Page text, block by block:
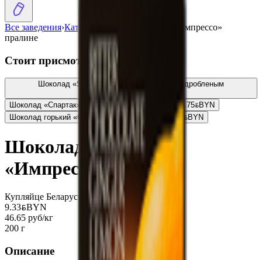
Все заведения›Каталог
Шоколад горький «Импрессо»
пралине
Стоит присмотреться
Шоколад «Spartak» горький с малиной и дробленым
фундуком
6.23
Шоколад «Спартак» пористый горький элитный4.75BYNBYN
Шоколад горький «Спартак» имбирь и лимон
6.65 BYNBYN
Шоколад горький
«Импрессо» пралине
Купляйце Беларускае
9.33BYNBYN
46.65 руб/кг
200 г
Описание